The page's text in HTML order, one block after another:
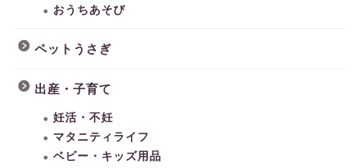
おうちあそび
ペットうさぎ
出産・子育て
妊活・不妊
マタニティライフ
ベビー・キッズ用品